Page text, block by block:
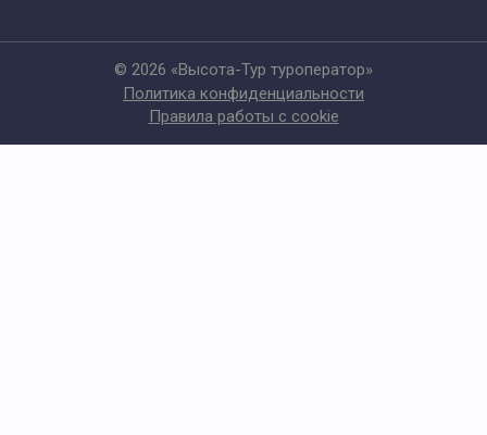
© 2026 «Высота-Тур туроператор»
Политика конфиденциальности
Правила работы с cookie